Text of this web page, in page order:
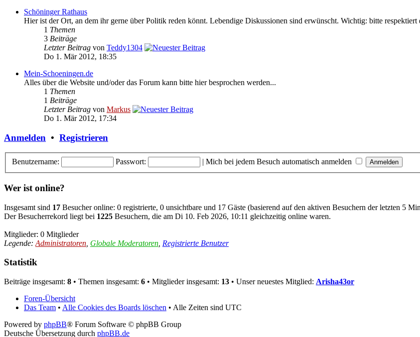
Schöninger Rathaus
Hier ist der Ort, an dem ihr gerne über Politik reden könnt. Lebendige Diskussionen sind erwünscht. Wichtig: bitte
1 Themen
3 Beiträge
Letzter Beitrag von Teddy1304
Do 1. Mär 2012, 18:35
Mein-Schoeningen.de
Alles über die Website und/oder das Forum kann bitte hier besprochen werden...
1 Themen
1 Beiträge
Letzter Beitrag von Markus
Do 1. Mär 2012, 17:34
Anmelden • Registrieren
Benutzername: Passwort: | Mich bei jedem Besuch automatisch anmelden
Wer ist online?
Insgesamt sind 17 Besucher online: 0 registrierte, 0 unsichtbare und 17 Gäste (basierend auf den aktiven Besuchern der letzten 5
Der Besucherrekord liegt bei 1225 Besuchern, die am Di 10. Feb 2026, 10:11 gleichzeitig online waren.
Mitglieder: 0 Mitglieder
Legende: Administratoren Globale Moderatoren Registrierte Benutzer
Statistik
Beiträge insgesamt: 8 • Themen insgesamt: 6 • Mitglieder insgesamt: 13 • Unser neuestes Mitglied: Arisha43or
Foren-Übersicht
Das Team • Alle Cookies des Boards löschen • Alle Zeiten sind UTC
Powered by phpBB® Forum Software © phpBB Group
Deutsche Übersetzung durch phpBB.de